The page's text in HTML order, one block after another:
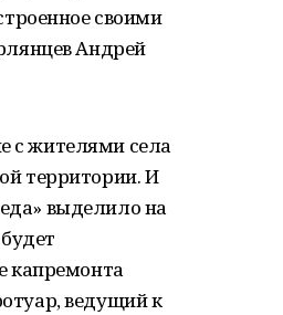
своими
Андрей
с жителями села
территории. И
выделило на
капремонта
ведущий к